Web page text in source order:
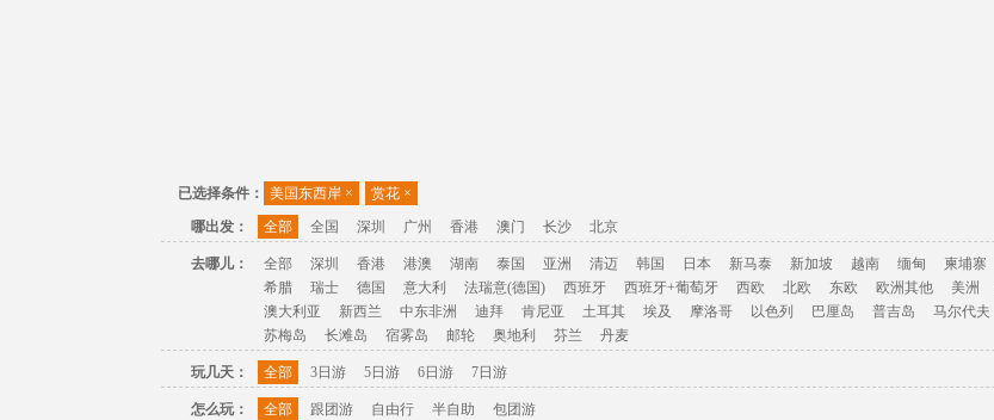
已选择条件： 美国东西岸 × 赏花 ×
哪出发：
全部 全国 深圳 广州 香港 澳门 长沙 北京
去哪儿： 全部 深圳 香港 港澳 湖南 泰国 亚洲 清迈 韩国 日本 新马泰 新加坡 越南 缅甸 柬埔寨
希腊
瑞士 德国 意大利 法瑞意(德国) 西班牙 西班牙+葡萄牙 西欧 北欧 东欧 欧洲其他 美洲
澳大利亚
新西兰 中东非洲 迪拜 肯尼亚 土耳其 埃及 摩洛哥 以色列 巴厘岛 普吉岛 马尔代夫
苏梅岛
长滩岛 宿雾岛 邮轮 奥地利 芬兰 丹麦
玩几天： 全部 3日游 5日游 6日游 7日游
怎么玩： 全部 跟团游 自由行 半自助 包团游